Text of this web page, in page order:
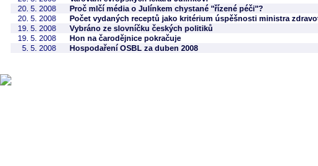
20. 5. 2008
Proč mlčí média o Julínkem chystané "řízené péči"?
20. 5. 2008
Počet vydaných receptů jako kritérium úspěšnosti ministra
19. 5. 2008
Vybráno ze slovníčku českých politiků
19. 5. 2008
Hon na čarodějnice pokračuje
5. 5. 2008
Hospodaření OSBL za duben 2008